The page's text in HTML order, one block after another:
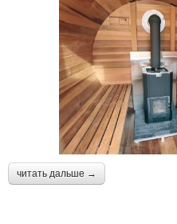
читать дальше →